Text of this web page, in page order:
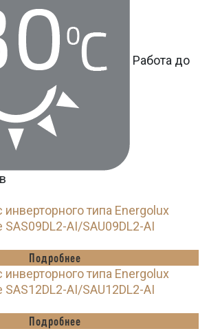
Работа до
типа Energolux
SAS09DL2-AI/SAU09DL2-AI
Подробнее
типа Energolux
SAS12DL2-AI/SAU12DL2-AI
Подробнее